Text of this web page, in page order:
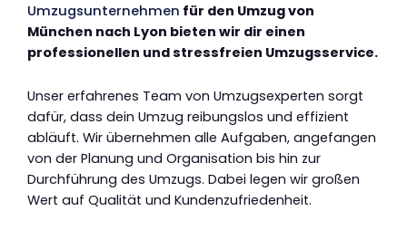
Umzugsunternehmen für den Umzug von
München nach Lyon bieten wir dir einen
professionellen und stressfreien Umzugsservice.
Unser erfahrenes Team von Umzugsexperten sorgt
dafür, dass dein Umzug reibungslos und effizient
abläuft. Wir übernehmen alle Aufgaben, angefangen
von der Planung und Organisation bis hin zur
Durchführung des Umzugs. Dabei legen wir großen
Wert auf Qualität und Kundenzufriedenheit.